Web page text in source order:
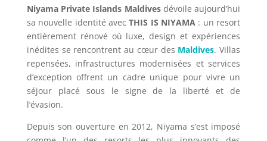
Niyama Private Islands Maldivesdévoile aujourd’hui
sa nouvelle identité avecTHIS IS NIYAMA : un resort
entièrement rénové où luxe, design et expériences
inédites se rencontrent au cœur des Maldives. Villas
repensées, infrastructures modernisées et services
d’exception offrent un cadre unique pour vivre un
séjour placé sous le signe de la liberté et de
l’évasion.
Depuis son ouverture en 2012, Niyama s’est imposé